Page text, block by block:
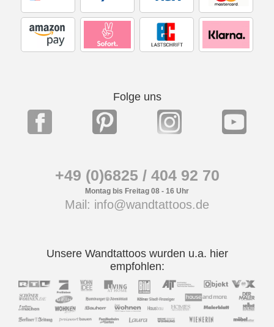
Folge uns
+49 (0)6825 / 404 92 70
Montag bis Freitag 08 - 16 Uhr
Mail: info@wandtattoos.de
Unsere Wandtattoos wurden u.a. hier
empfohlen: